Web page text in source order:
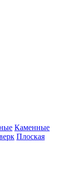
Каменные
Плоская